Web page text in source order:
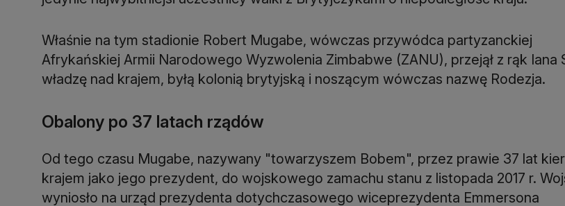
Właśnie na tym stadionie Robert Mugabe, wówczas przywódca partyzanckiej
Afrykańskiej Armii Narodowego Wyzwolenia Zimbabwe (ZANU), przejął z rąk Iana
władzę nad krajem, byłą kolonią brytyjską i noszącym wówczas nazwę Rodezja.
Obalony po 37 latach rządów
Od tego czasu Mugabe, nazywany "towarzyszem Bobem", przez prawie 37 lat
krajem jako jego prezydent, do wojskowego zamachu stanu z listopada 2017 r.
wyniosło na urząd prezydenta dotychczasowego wiceprezydenta Emmersona